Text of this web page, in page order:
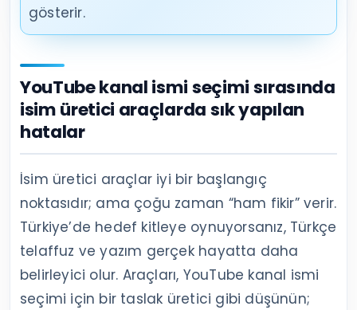
gösterir.
YouTube kanal ismi seçimi sırasında
isim üretici araçlarda sık yapılan
hatalar
İsim üretici araçlar iyi bir başlangıç
noktasıdır; ama çoğu zaman “ham fikir” verir.
Türkiye’de hedef kitleye oynuyorsanız, Türkçe
telaffuz ve yazım gerçek hayatta daha
belirleyici olur. Araçları, YouTube kanal ismi
seçimi için bir taslak üretici gibi düşünün;